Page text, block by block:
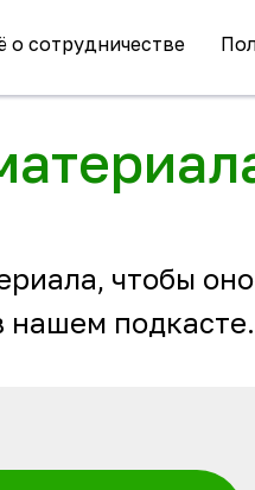
о сотрудничестве
чтобы
нашем подкасте.